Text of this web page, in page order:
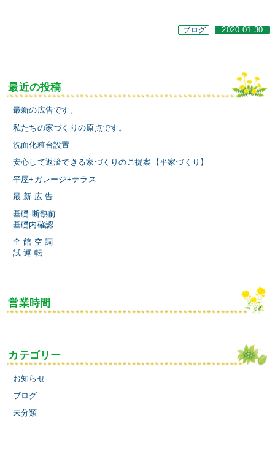
ブログ 2020.01.30
最近の投稿
最新の広告です。
私たちの家づくりの原点です。
洗面化粧台設置
安心して返済できる家づくりのご提案【平家づくり】
平屋+ガレージ+テラス
最 新 広 告
基礎 断熱前
基礎内確認
全 館 空 調
試 運 転
営業時間
カテゴリー
お知らせ
ブログ
未分類